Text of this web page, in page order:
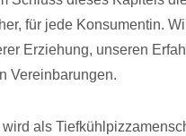
für jede Konsumentin.
Erziehung, unseren
Vereinbarungen.
wird als